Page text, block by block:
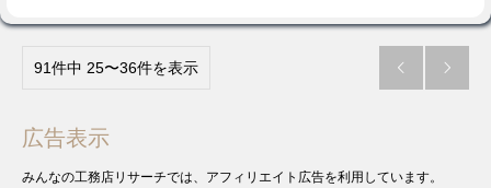
91件中 25〜36件を表示  
広告表示
みんなの工務店リサーチでは、アフィリエイト広告を利用しています。